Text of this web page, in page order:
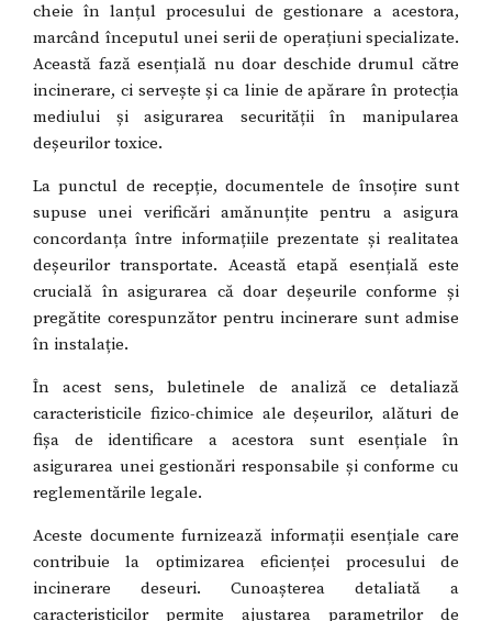
cheie în lanțul procesului de gestionare a acestora,
marcând începutul unei serii de operațiuni specializate.
Această fază esențială nu doar deschide drumul către
incinerare, ci servește și ca linie de apărare în protecția
mediului și asigurarea securității în manipularea
deșeurilor toxice.
La punctul de recepție, documentele de însoțire sunt
supuse unei verificări amănunțite pentru a asigura
concordanța între informațiile prezentate și realitatea
deșeurilor transportate. Această etapă esențială este
crucială în asigurarea că doar deșeurile conforme și
pregătite corespunzător pentru incinerare sunt admise
în instalație.
În acest sens, buletinele de analiză ce detaliază
caracteristicile fizico-chimice ale deșeurilor, alături de
fișa de identificare a acestora sunt esențiale în
asigurarea unei gestionări responsabile și conforme cu
reglementările legale.
Aceste documente furnizează informații esențiale care
contribuie la optimizarea eficienței procesului de
incinerare deseuri. Cunoașterea detaliată a
caracteristicilor permite ajustarea parametrilor de